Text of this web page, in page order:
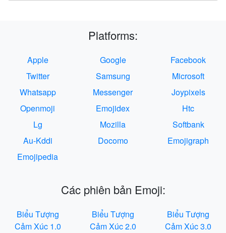
Platforms:
Apple Google
Facebook
Twitter
Samsung
Microsoft
Whatsapp
Messenger
Joypixels
Openmoji
Emojidex
Htc
Lg
Mozilla
Softbank
Au-Kddi
Docomo
Emojigraph
Emojipedia
Các phiên bản Emoji:
Biểu Tượng
Cảm Xúc 1.0
Biểu Tượng
Cảm Xúc 2.0
Biểu Tượng
Cảm Xúc 3.0